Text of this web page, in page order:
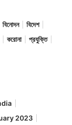
বিনোদন
বিদেশ
করোনা
প্রযুক্তি
2023